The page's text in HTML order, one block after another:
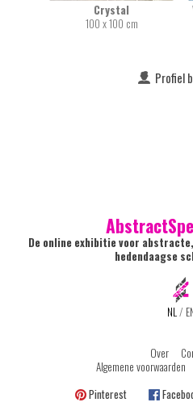
Crystal
100 x 100 cm
Profiel
De online exhibitie voor
hedendaagse
NL /
Over
Algemene voorwaarden
Pinterest